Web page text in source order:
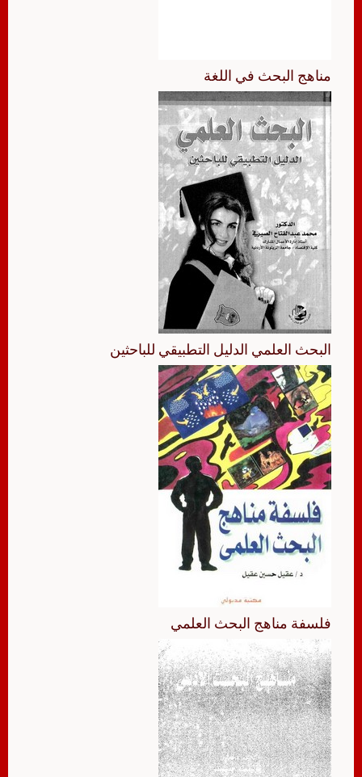
مناهج البحث في اللغة
البحث العلمي الدليل التطبيقي للباحثين
فلسفة مناهج البحث العلمي